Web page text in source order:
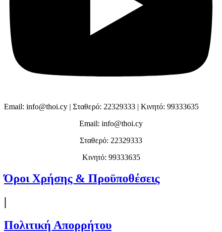
Email: info@thoi.cy | Σταθερό: 22329333 | Κινητό: 99333635
Email: info@thoi.cy
Σταθερό: 22329333
Κινητό: 99333635
Όροι Χρήσης & Προϋποθέσεις
|
Πολιτική Απορρήτου